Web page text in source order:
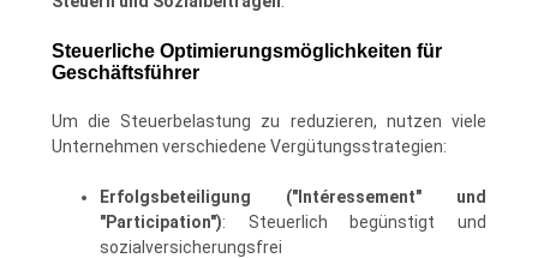
Steuerliche Optimierungsmöglichkeiten für
Geschäftsführer
Um die Steuerbelastung zu reduzieren, nutzen viele
Unternehmen verschiedene Vergütungsstrategien:
Erfolgsbeteiligung ("Intéressement" und
"Participation"): Steuerlich begünstigt und
sozialversicherungsfrei